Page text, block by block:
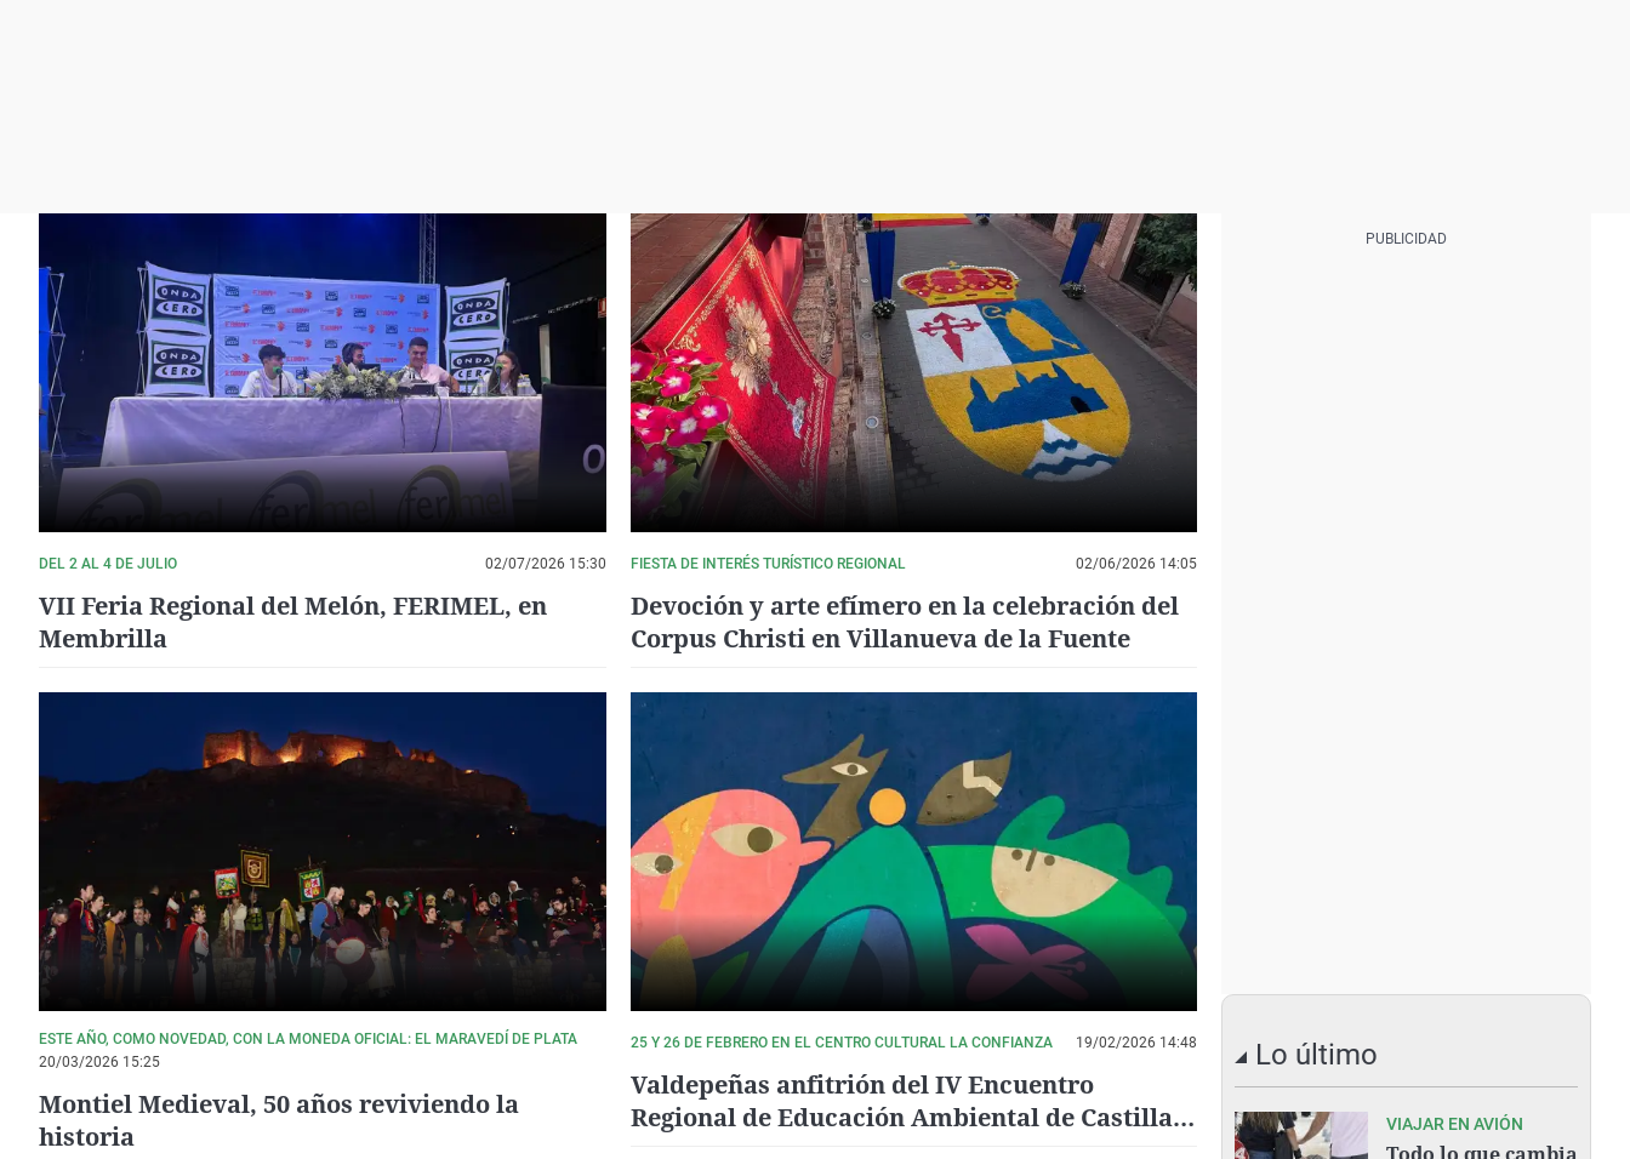
DEL 2 AL 4 DE JULIO 02/07/2026 15:30
VII Feria Regional del Melón, FERIMEL, en
Membrilla
FIESTA DE INTERÉS TURÍSTICO REGIONAL 02/06/2026 14:05
Devoción y arte efímero en la celebración del
Corpus Christi en Villanueva de la Fuente
ESTE AÑO, COMO NOVEDAD, CON LA MONEDA OFICIAL: EL MARAVEDÍ DE PLATA
20/03/2026 15:25
Montiel Medieval, 50 años reviviendo la
historia
25 Y 26 DE FEBRERO EN EL CENTRO CULTURAL LA CONFIANZA 19/02/2026 14:48
Valdepeñas anfitrión del IV Encuentro
Regional de Educación Ambiental de Castilla-
Lo último
VIAJAR EN AVIÓN